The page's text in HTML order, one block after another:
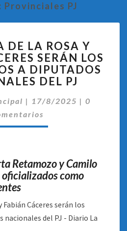
Provinciales PJ
DE
LA
ROSA
Y
CÁCERES
SERÁN
NACIONALES
DEL
PJ
DE LA ROSA Y
SERÁN LOS
A DIPUTADOS
DEL PJ
| 17/8/2025 | 0
Retamozo y Camilo
como